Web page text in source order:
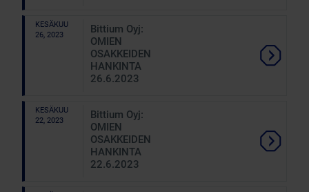
KESÄKUU
26, 2023
Bittium Oyj:
OMIEN
OSAKKEIDEN
HANKINTA
26.6.2023
KESÄKUU
22, 2023
Bittium Oyj:
OMIEN
OSAKKEIDEN
HANKINTA
22.6.2023